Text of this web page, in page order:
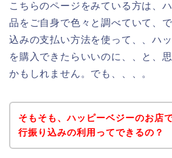
こちらのページをみている方は、
品をご自身で色々と調べていて、
込みの支払い方法を使って、、ハ
を購入できたらいいのに、、と、
かもしれません。でも、、、。
そもそも、ハッピーベジーのお店
行振り込みの利用ってできるの？